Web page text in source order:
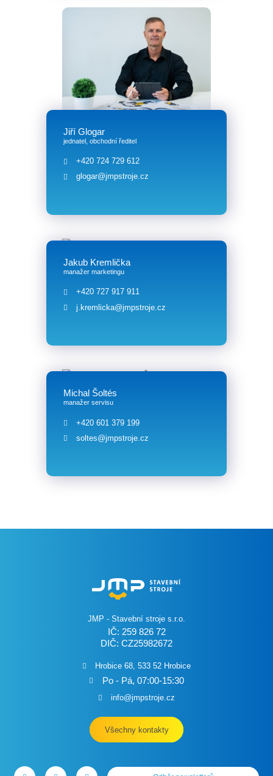
Jiří Glogar
jednatel, obchodní ředitel
+420 724 729 612
glogar@jmpstroje.cz
Jakub Kremlička
manažer marketingu
+420 727 917 911
j.kremlicka@jmpstroje.cz
Michal Šoltés
manažer servisu
+420 601 379 199
soltes@jmpstroje.cz
JMP - Stavební stroje s.r.o.
IČ: 259 826 72
DIČ: CZ25982672
Hrobice 68, 533 52 Hrobice
Po - Pá, 07:00-15:30
info@jmpstroje.cz
Všechny kontakty